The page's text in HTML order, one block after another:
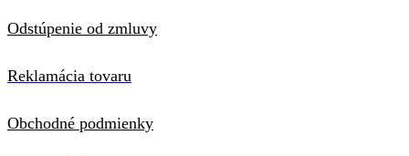
Odstúpenie od zmluvy
Reklamácia tovaru
Obchodné podmienky